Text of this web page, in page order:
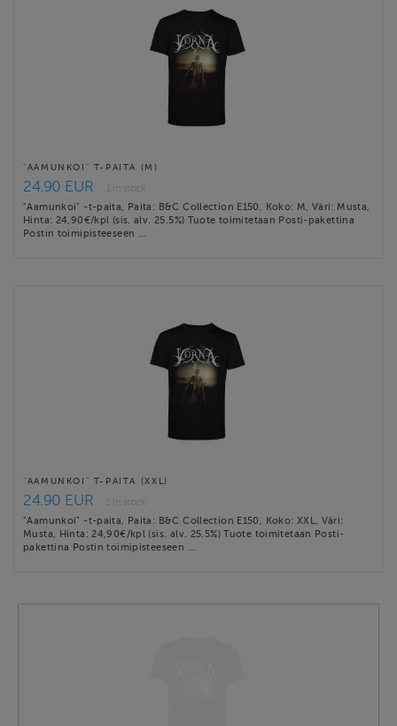
"AAMUNKOI" T-PAITA (M)
24.90 EUR
1 in stock
"Aamunkoi" -t-paita, Paita: B&C Collection E150, Koko: M, Väri: Musta,
Hinta: 24,90€/kpl (sis. alv. 25.5%) Tuote toimitetaan Posti-pakettina
Postin toimipisteeseen …
"AAMUNKOI" T-PAITA (XXL)
24.90 EUR
1 in stock
"Aamunkoi" -t-paita, Paita: B&C Collection E150, Koko: XXL, Väri:
Musta, Hinta: 24,90€/kpl (sis. alv. 25.5%) Tuote toimitetaan Posti-
pakettina Postin toimipisteeseen …